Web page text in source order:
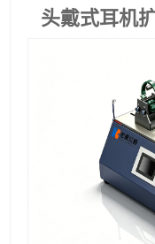
头戴式耳机